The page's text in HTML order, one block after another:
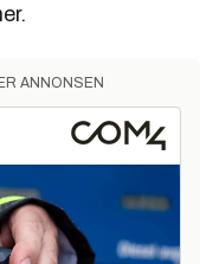
ANNONSEN